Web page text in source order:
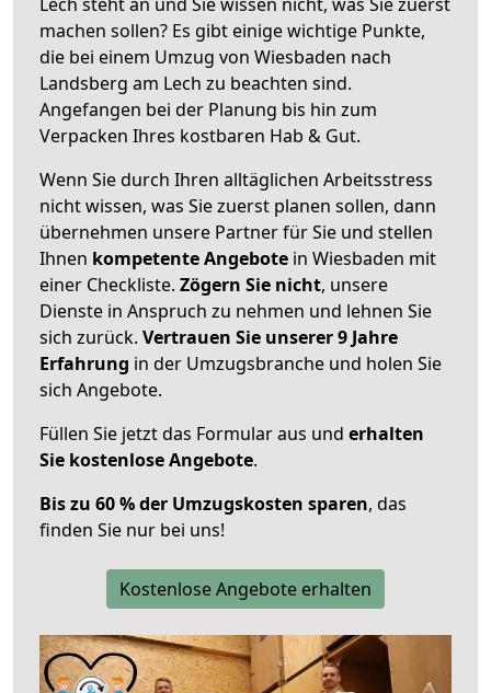
machen sollen? Es gibt einige wichtige Punkte,
die bei einem Umzug von Wiesbaden nach
Landsberg am Lech zu beachten sind.
Angefangen bei der Planung bis hin zum
Verpacken Ihres kostbaren Hab & Gut.
Wenn Sie durch Ihren alltäglichen Arbeitsstress
nicht wissen, was Sie zuerst planen sollen, dann
übernehmen unsere Partner für Sie und stellen
Ihnen kompetente Angebote in Wiesbaden mit
einer Checkliste. Zögern Sie nicht, unsere
Dienste in Anspruch zu nehmen und lehnen Sie
sich zurück. Vertrauen Sie unserer 9 Jahre
Erfahrung in der Umzugsbranche und holen Sie
sich Angebote.
Füllen Sie jetzt das Formular aus und erhalten
Sie kostenlose Angebote.
Bis zu 60 % der Umzugskosten sparen, das
finden Sie nur bei uns!
Kostenlose Angebote erhalten